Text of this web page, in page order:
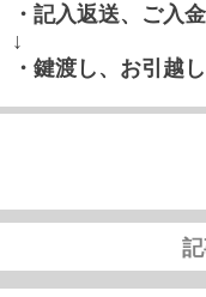
・記入返送、ご入金
↓
・鍵渡し、お引越し